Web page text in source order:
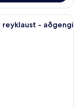
- 1 stórt tvíbreitt
- aðgengi